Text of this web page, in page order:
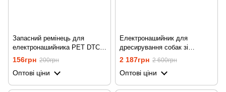
Запасний ремінець для
електронашийника PET DTC-
800, Жовтий
156грн 200грн
Оптові ціни
Електронашийник для
дресирування собак зі
струмом, вібрацією та звуком
iPets PET619-1,
Помаранчевий
2 187грн 2 600грн
Оптові ціни